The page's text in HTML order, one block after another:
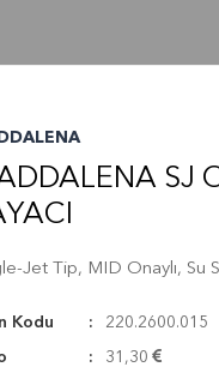
SJ
Jet Tip, MID Onaylı, Su
Kodu 220.2600.015
31,30